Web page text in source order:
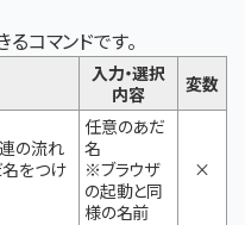
コマンドです。
入力・選択
内容
変数
の流れ
をつけ
任意のあだ
名
※ブラウザ
の起動と同
様の名前
×